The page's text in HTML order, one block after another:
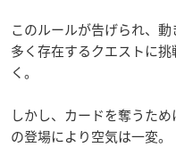
このルールが告げられ、
多く存在するクエストに
く。
しかし、カードを奪うた
の登場により空気は一変。